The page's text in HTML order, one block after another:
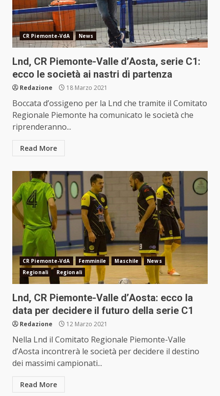
CR Piemonte-VdA News
Lnd, CR Piemonte-Valle d’Aosta, serie C1:
ecco le società ai nastri di partenza
Redazione 18 Marzo 2021
Boccata d’ossigeno per la Lnd che tramite il Comitato
Regionale Piemonte ha comunicato le società che
riprenderanno...
Read More
CR Piemonte-VdA Femminile Maschile
News
Regionali
Regionali
Lnd, CR Piemonte-Valle d’Aosta: ecco la
data per decidere il futuro della serie C1
Redazione 12 Marzo 2021
Nella Lnd il Comitato Regionale Piemonte-Valle
d’Aosta incontrerà le società per decidere il destino
dei massimi campionati...
Read More